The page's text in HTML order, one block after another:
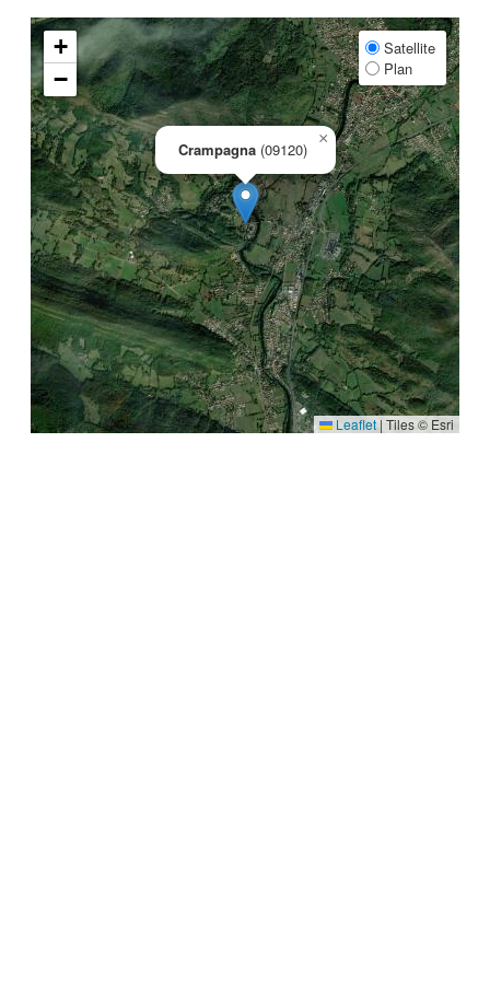
Crampagna (09120)
×
+
−
Satellite
Plan
Leaflet | Tiles © Esri